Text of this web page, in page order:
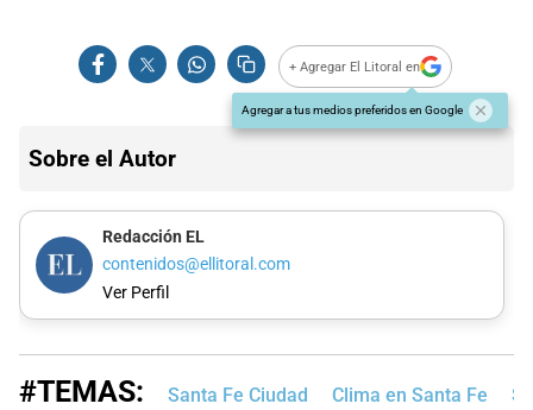
+ Agregar El Litoral en
Agregar a tus medios preferidos en Google
Sobre el Autor
Redacción EL
contenidos@ellitoral.com
Ver Perfil
#TEMAS: Santa Fe Ciudad Clima en Santa Fe